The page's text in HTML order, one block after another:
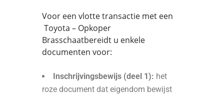
Voor een vlotte transactie met een
Toyota – Opkoper
Brasschaatbereidt u enkele
documenten voor:
Inschrijvingsbewijs (deel 1): het
roze document dat eigendom bewijst